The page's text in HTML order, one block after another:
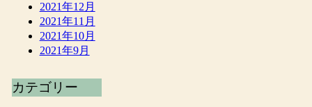
2021年12月
2021年11月
2021年10月
2021年9月
カテゴリー